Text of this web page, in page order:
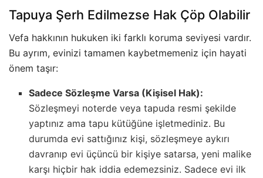
Tapuya Şerh Edilmezse Hak Çöp Olabilir
Vefa hakkının hukuken iki farklı koruma seviyesi vardır.
Bu ayrım, evinizi tamamen kaybetmemeniz için hayati
önem taşır:
Sadece Sözleşme Varsa (Kişisel Hak):
Sözleşmeyi noterde veya tapuda resmi şekilde
yaptınız ama tapu kütüğüne işletmediniz. Bu
durumda evi sattığınız kişi, sözleşmeye aykırı
davranıp evi üçüncü bir kişiye satarsa, yeni malike
karşı hiçbir hak iddia edemezsiniz. Sadece evi ilk